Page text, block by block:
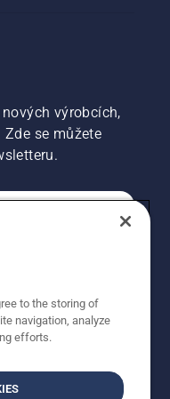
výrobcích,
se můžete
to the storing of
navigation, analyze
efforts.